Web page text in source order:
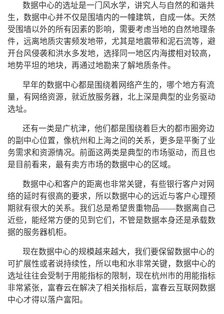
数据中心的选址是一门风水学，讲究人与自然的和谐共
生，数据中心并不仅是围墙内的一幢建筑，自成一体。天然
受围墙以外的所有因素的影响，需要考虑当地的自然地理条
件，远离地质灾害频发地带，尤其是地震带和泥石流等，避
开台风侵袭和洪水多发地，选择同一地区内海拔相对较高，
地势平坦的地块，再通过地勘来了解地质条件。
早年的数据中心都是围绕着网络产生的，哪个地方有流
量，有网络资源，就近放服务器，北上深是典型的业务驱动
选址。
还有一类是广杭津，他们都是围绕着巨大的都市圈旁边
的副中心位置，像杭州和上海之间的关系，更多是平衡了业
务需求和资源情况。前面这两类是典型的市场驱动，而且也
是目前看来，最有卖方市场的数据中心的区域。
数据中心和客户的距离也非常关键，有些银行客户对网
络的延时有很高的要求，所以数据中心的远近与客户心理预
期就有很大的关系。我们总是希望贵重物品——数据离自己
近些，能经常方便的见到它们，不管是数据本身还是承载数
据的服务器机柜。
现在数据中心的规模越来越大，我们要保留数据中心的
可扩展性或者说持续性，所以电和水非常关键，数据中心的
选址往往会受制于用能指标的限制，现在杭州市的用能指标
非常紧张，富春云在解决了相关指标后，富春云互联网数据
中心才得以落户富阳。